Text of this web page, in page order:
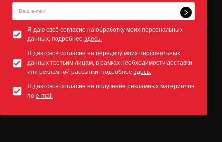
Я даю своё согласие на обработку моих персональных
данных, подробнее здесь.
Я даю своё согласие на передачу моих персональных
данных третьим лицам, в рамках необходимости доставки
или рекламной рассылки, подробнее здесь.
Я даю своё согласие на получение рекламных материалов
по e-mail